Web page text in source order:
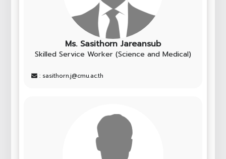
Ms. Sasithorn Jareansub
Skilled Service Worker (Science and Medical)
: sasithorn.j@cmu.ac.th